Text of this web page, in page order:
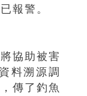
報警。
協助被害
料溯源調
傳了釣魚